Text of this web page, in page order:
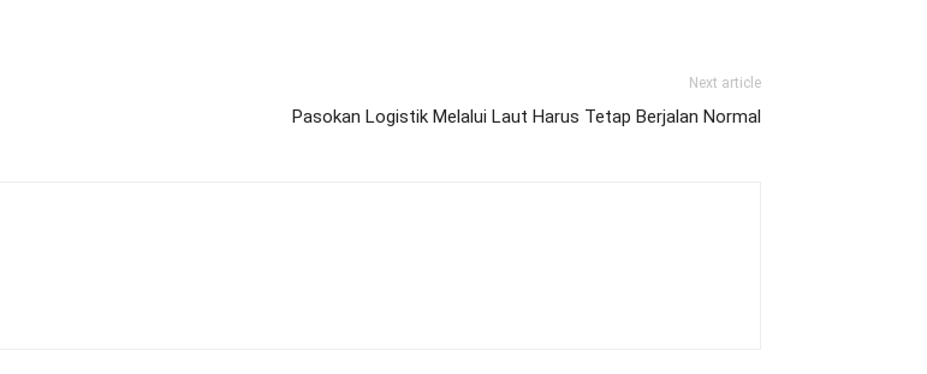
Next article
Pasokan Logistik Melalui Laut Harus Tetap Berjalan Normal